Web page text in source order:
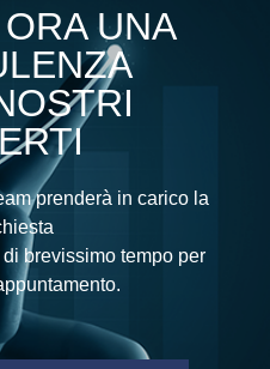
UNA
prenderà in carico la
brevissimo tempo per